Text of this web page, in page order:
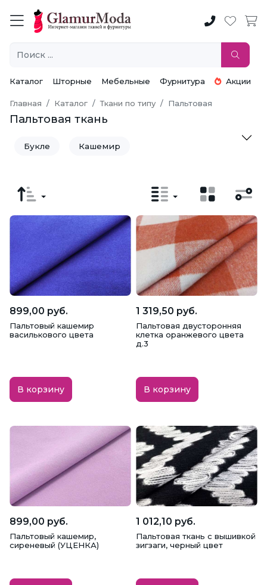
Каталог Шторные Мебельные Фурнитура Акции
Главная Каталог Ткани по типу Пальтовая
Пальтовая ткань
Букле Кашемир
Шерсть пальтовая
899,00 руб.
Пальтовый кашемир
василькового цвета
В корзину
1 319,50 руб.
Пальтовая двусторонняя
клетка оранжевого цвета
д.3
В корзину
899,00 руб.
Пальтовый кашемир,
сиреневый (УЦЕНКА)
1 012,10 руб.
Пальтовая ткань с вышивкой
зигзаги, черный цвет